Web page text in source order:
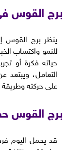
برج القوس في
ينظر برج القوس
للنمو واكتساب
حياته فكرة أو
التعامل، ويبتعد
على حركته وطريقة
برج القوس
قد يحمل اليوم